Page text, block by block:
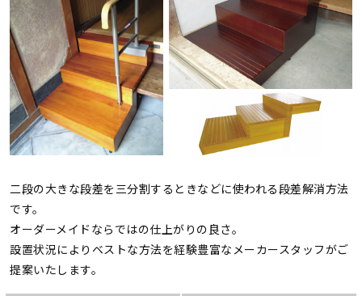
二段の大きな段差を三分割するときなどに使われる段差解消方法
です。
オーダーメイドならではの仕上がりの良さ。
設置状況によりベストな方法を経験豊富なメーカースタッフがご
提案いたします。